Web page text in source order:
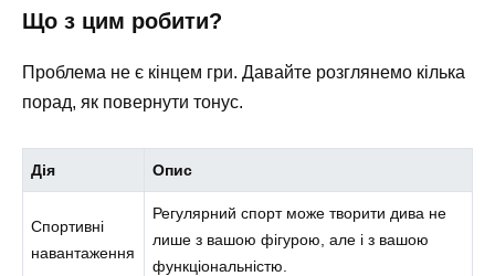
Що з цим робити?
Проблема не є кінцем гри. Давайте розглянемо кілька
порад, як повернути тонус.
Дія Опис
Спортивні
навантаження
Регулярний спорт може творити дива не
лише з вашою фігурою, але і з вашою
функціональністю.